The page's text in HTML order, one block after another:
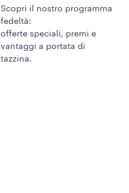
Scopri il nostro programma
fedeltà:
offerte speciali, premi e
vantaggi a portata di
tazzina.